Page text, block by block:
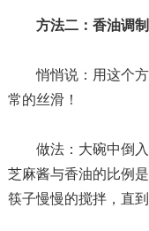
方法二：香油调
悄悄说：用这个
常的丝滑！
做法：大碗中倒
芝麻酱与香油的比例是
筷子慢慢的搅拌，直